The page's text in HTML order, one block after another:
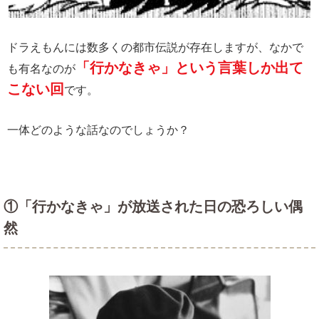
ドラえもんには数多くの都市伝説が存在しますが、なかで
も有名なのが
「行かなきゃ」という言葉しか出て
こない回 です。
一体どのような話なのでしょうか？
①「行かなきゃ」が放送された日の恐ろしい偶
然